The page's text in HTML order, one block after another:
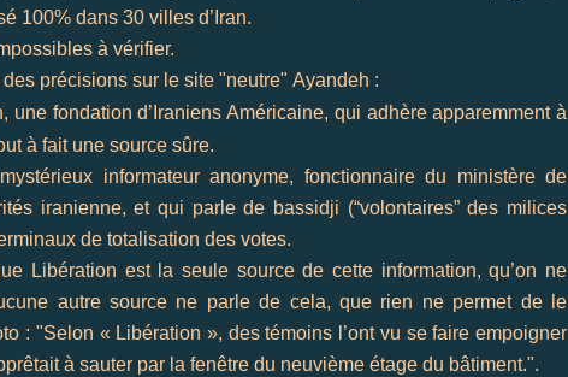
100% dans 30 villes d’Iran.
à vérifier.
précisions sur le site "neutre" Ayandeh :
, une fondation d’Iraniens Américaine, qui adhère apparemment à
à fait une source sûre.
informateur anonyme, fonctionnaire du ministère de
iranienne, et qui parle de bassidji (“volontaires” des milices
de totalisation des votes.
Libération est la seule source de cette information, qu’on ne
autre source ne parle de cela, que rien ne permet de le
: "Selon « Libération », des témoins l’ont vu se faire empoigner
à sauter par la fenêtre du neuvième étage du bâtiment.".